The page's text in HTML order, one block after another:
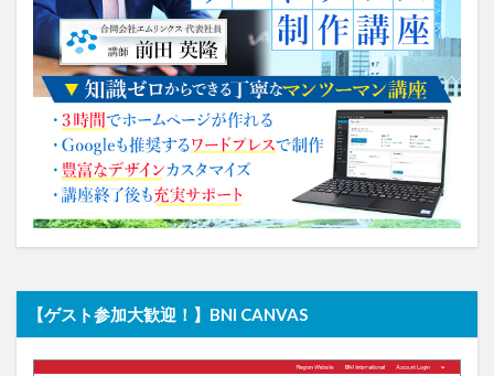
【ゲスト参加大歓迎！】BNI CANVAS